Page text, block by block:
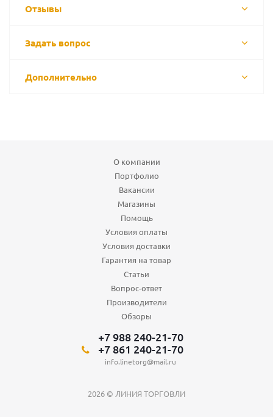
Отзывы
Задать вопрос
Дополнительно
О компании
Портфолио
Вакансии
Магазины
Помощь
Условия оплаты
Условия доставки
Гарантия на товар
Статьи
Вопрос-ответ
Производители
Обзоры
+7 988 240-21-70
+7 861 240-21-70
info.linetorg@mail.ru
2026 © ЛИНИЯ ТОРГОВЛИ